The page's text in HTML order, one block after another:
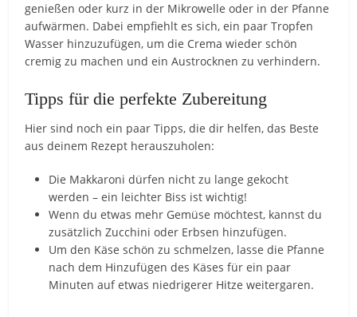
genießen oder kurz in der Mikrowelle oder in der Pfanne
aufwärmen. Dabei empfiehlt es sich, ein paar Tropfen
Wasser hinzuzufügen, um die Crema wieder schön
cremig zu machen und ein Austrocknen zu verhindern.
Tipps für die perfekte Zubereitung
Hier sind noch ein paar Tipps, die dir helfen, das Beste
aus deinem Rezept herauszuholen:
Die Makkaroni dürfen nicht zu lange gekocht
werden – ein leichter Biss ist wichtig!
Wenn du etwas mehr Gemüse möchtest, kannst du
zusätzlich Zucchini oder Erbsen hinzufügen.
Um den Käse schön zu schmelzen, lasse die Pfanne
nach dem Hinzufügen des Käses für ein paar
Minuten auf etwas niedrigerer Hitze weitergaren.